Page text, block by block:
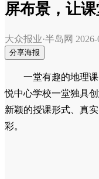
屏布景，让
大众报业·半岛网
分享海报
一堂有趣的地理
悦中心学校一堂独具
新颖的授课形式、真
彩。